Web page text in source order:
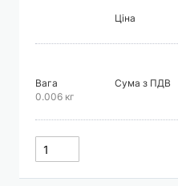
Ціна
Вага
0.006 кг
Сума з ПДВ